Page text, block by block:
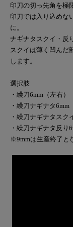
印刀の切っ先角を極
印刀では入り込めな
に。
ナギナタスクイ・反
スクイは薄く凹んだ
します。
選択肢
・繰刀6mm（左右）
・繰刀ナギナタ6mm
・繰刀ナギナタスク
・繰刀ナギナタ反り
※9mmは生産終了と